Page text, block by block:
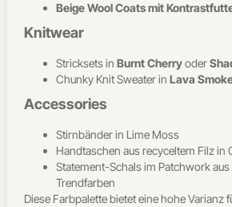
Beige Wool Coats mit
Knitwear
Stricksets inBurnt Cherryoder
Chunky Knit Sweater inLava
Accessories
Stirnbänder in Lime Moss
Handtaschen aus recyceltem Filz in
Statement-Schals im Patchwork
Trendfarben
Diese Farbpalette bietet eine hohe Varianz